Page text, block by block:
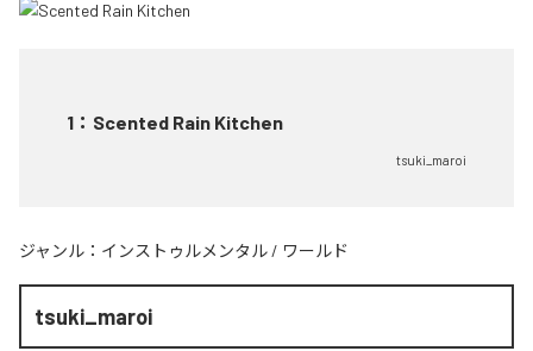
1 ： Scented Rain Kitchen
tsuki_maroi
ジャンル： インストゥルメンタル / ワールド
tsuki_maroi